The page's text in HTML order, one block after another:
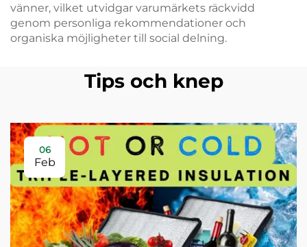
vänner, vilket utvidgar varumärkets räckvidd
genom personliga rekommendationer och
organiska möjligheter till social delning.
Tips och knep
06
Feb